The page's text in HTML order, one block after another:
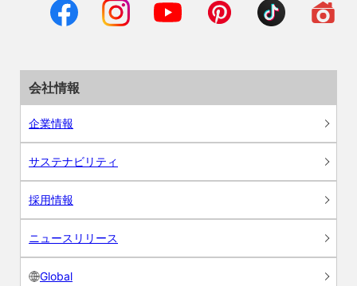
会社情報
企業情報
サステナビリティ
採用情報
ニュースリリース
Global